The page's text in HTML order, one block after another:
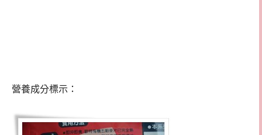
營養成分標示：